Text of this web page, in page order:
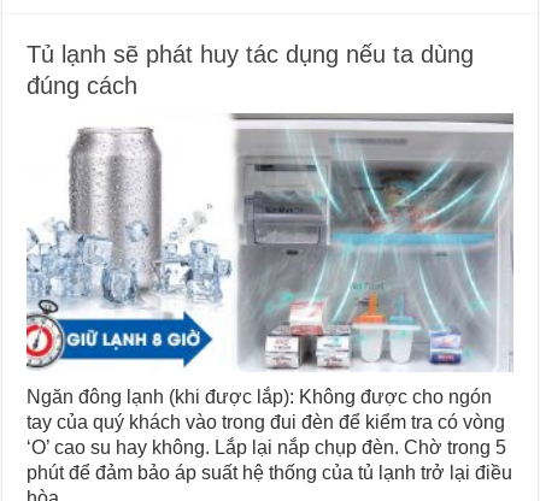
Tủ lạnh sẽ phát huy tác dụng nếu ta dùng
đúng cách
Ngăn đông lạnh (khi được lắp): Không được cho ngón
tay của quý khách vào trong đui đèn để kiểm tra có vòng
‘O’ cao su hay không. Lắp lại nắp chụp đèn. Chờ trong 5
phút để đảm bảo áp suất hệ thống của tủ lạnh trở lại điều